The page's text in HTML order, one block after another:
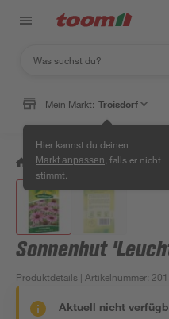
Mein Markt: Troisdorf
Hier kannst du deinen
Markt anpassen , falls er nicht
stimmt.
/ Garten & Freizeit /
Sonnenhut
Produktdetails | Artikelnummer:
Aktuell nicht